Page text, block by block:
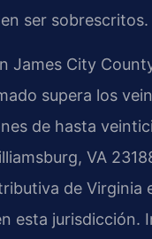
ser sobrescritos.
James City
supera los
de hasta
VA
de Virginia
esta jurisdicción.